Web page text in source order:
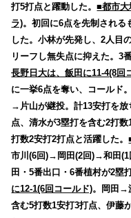
打5打点と躍動した。■都市大
ラ)。初回に6点を先制される
した。小林が先発し、2人目
リーフし無失点に抑えた。3
長野日大は、飯田に11-4(8回
に一挙6点を奪い、コールド
→片山が継投。計13安打を放
点、清水が3塁打を含む2打
打数2安打2打点と活躍した。
市川(6回)→岡田(2回)→和田(1
田・5番出口・6番植村が2塁
に12-1(6回コールド)。岡田→
含む5打数1安打3打点、伊藤